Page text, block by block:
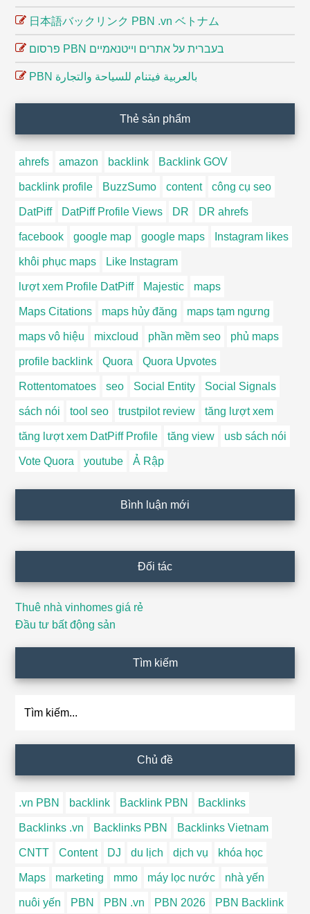
日本語バックリンク PBN .vn ベトナム
פרסום PBN בעברית על אתרים וייטנאמיים
PBN بالعربية فيتنام للسياحة والتجارة
Thẻ sản phẩm
ahrefs amazon backlink Backlink GOV
backlink profile BuzzSumo content công cụ seo
DatPiff DatPiff Profile Views DR DR ahrefs
facebook google map google maps Instagram likes
khôi phục maps Like Instagram
lượt xem Profile DatPiff Majestic maps
Maps Citations maps hủy đăng maps tạm ngưng
maps vô hiệu mixcloud phần mềm seo phủ maps
profile backlink Quora Quora Upvotes
Rottentomatoes seo Social Entity Social Signals
sách nói tool seo trustpilot review tăng lượt xem
tăng lượt xem DatPiff Profile tăng view usb sách nói
Vote Quora youtube Ả Rập
Bình luận mới
Đối tác
Thuê nhà vinhomes giá rẻ
Đầu tư bất động sản
Tìm kiếm
Chủ đề
.vn PBN backlink Backlink PBN Backlinks
Backlinks .vn Backlinks PBN Backlinks Vietnam
CNTT Content DJ du lịch dịch vụ khóa học
Maps marketing mmo máy lọc nước nhà yến
nuôi yến PBN PBN .vn PBN 2026 PBN Backlink